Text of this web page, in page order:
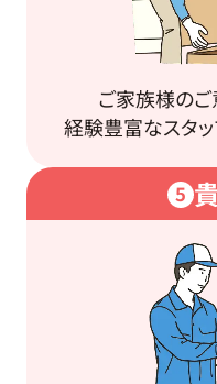
ご家族様のご
経験豊富なスタ
5